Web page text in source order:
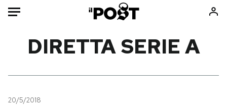
Mondo
DIRETTA SERIE A
20/5/2018